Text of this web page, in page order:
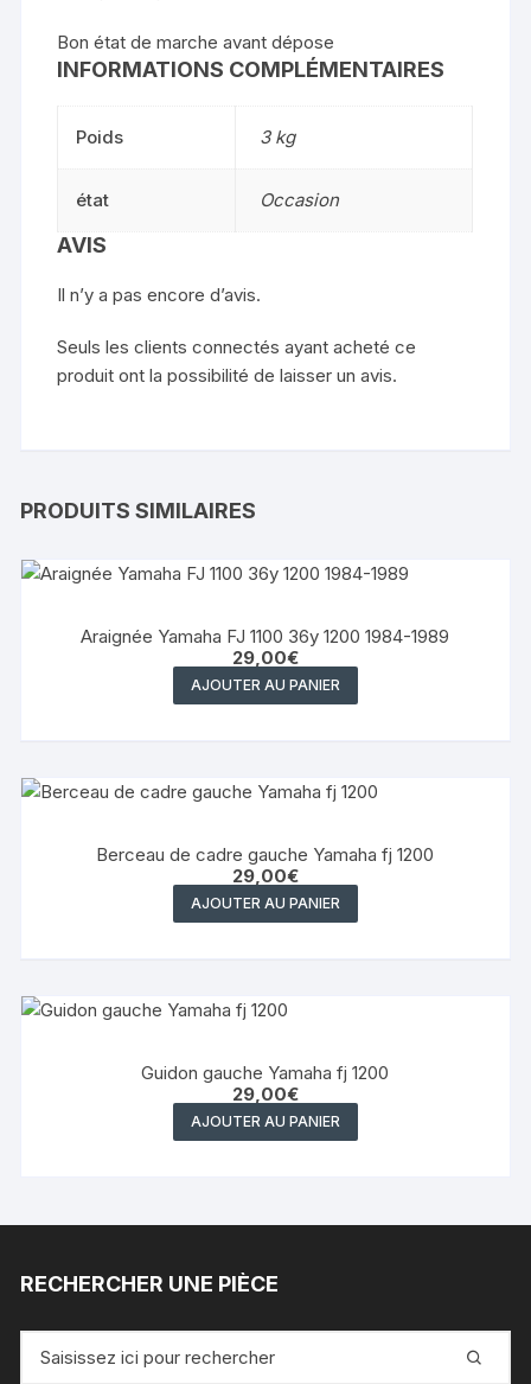
Bon état de marche avant dépose
INFORMATIONS COMPLÉMENTAIRES
Poids 3 kg
état Occasion
AVIS
Il n’y a pas encore d’avis.
Seuls les clients connectés ayant acheté ce
produit ont la possibilité de laisser un avis.
PRODUITS SIMILAIRES
Araignée Yamaha FJ 1100 36y 1200 1984-1989
29,00€
AJOUTER AU PANIER
Berceau de cadre gauche Yamaha fj 1200
29,00€
AJOUTER AU PANIER
Guidon gauche Yamaha fj 1200
29,00€
AJOUTER AU PANIER
RECHERCHER UNE PIÈCE
pour